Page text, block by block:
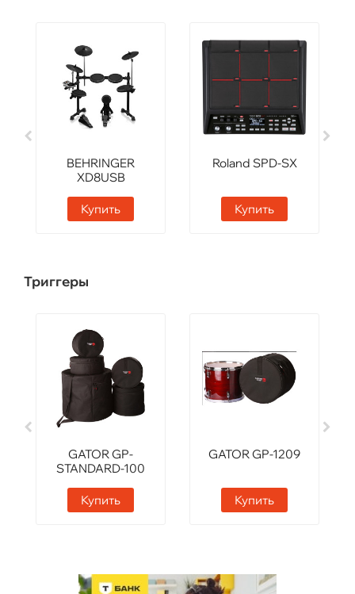
BEHRINGER
XD8USB
Купить
Roland SPD-SX
Купить
Триггеры
GATOR GP-
STANDARD-100
Купить
GATOR GP-1209
Купить